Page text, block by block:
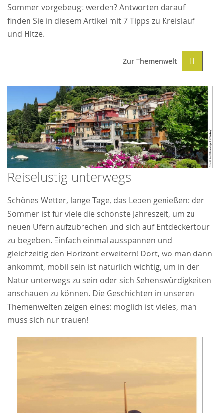
Sommer vorgebeugt werden? Antworten darauf
finden Sie in diesem Artikel mit 7 Tipps zu Kreislauf
und Hitze.
Zur Themenwelt
Reiselustig unterwegs
Schönes Wetter, lange Tage, das Leben genießen: der
Sommer ist für viele die schönste Jahreszeit, um zu
neuen Ufern aufzubrechen und sich auf Entdeckertour
zu begeben. Einfach einmal ausspannen und
gleichzeitig den Horizont erweitern! Dort, wo man dann
ankommt, mobil sein ist natürlich wichtig, um in der
Natur unterwegs zu sein oder sich Sehenswürdigkeiten
anschauen zu können. Die Geschichten in unseren
Themenwelten zeigen eines: möglich ist vieles, man
muss sich nur trauen!